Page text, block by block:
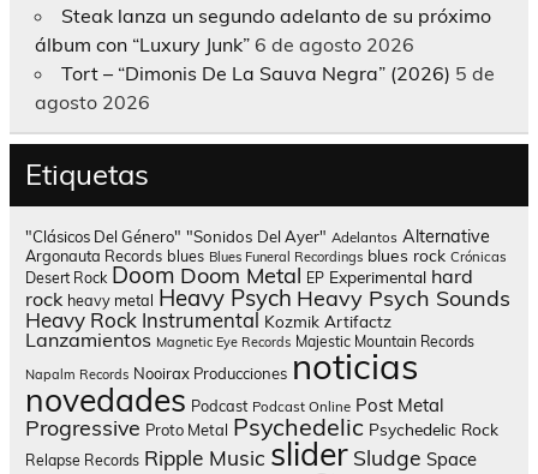
Steak lanza un segundo adelanto de su próximo
álbum con “Luxury Junk” 6 de agosto 2026
Tort – “Dimonis De La Sauva Negra” (2026) 5 de
agosto 2026
Etiquetas
"Clásicos Del Género" "Sonidos Del Ayer" Adelantos Alternative
Argonauta Records blues Blues Funeral Recordings blues rock Crónicas
Desert Rock Doom Doom Metal EP Experimental hard
rock heavy metal Heavy Psych Heavy Psych Sounds
Heavy Rock Instrumental Kozmik Artifactz
Lanzamientos Magnetic Eye Records Majestic Mountain Records
Napalm Records Nooirax Producciones noticias
novedades Podcast Podcast Online Post Metal
Progressive Proto Metal Psychedelic Psychedelic Rock
Relapse Records Ripple Music slider Sludge Space